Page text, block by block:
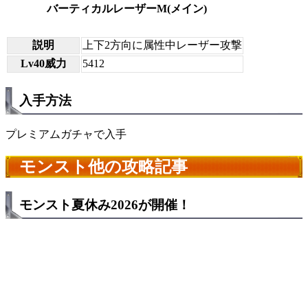
バーティカルレーザーM(メイン)
説明
上下2方向に属性中レーザー攻撃
Lv40威力
5412
入手方法
プレミアムガチャで入手
モンスト他の攻略記事
モンスト夏休み2026が開催！